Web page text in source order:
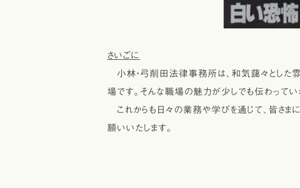
さいごに
小林・弓削田法律事務所は、和気藹々とした
場です。そんな職場の魅力が少しでも伝わってい
これからも日々の業務や学びを通じて、皆さま
願いいたします。